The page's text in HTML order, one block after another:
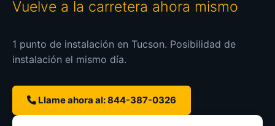
Vuelve a la carretera ahora mismo
1 punto de instalación en Tucson. Posibilidad de
instalación el mismo día.
Llame ahora al: 844-387-0326